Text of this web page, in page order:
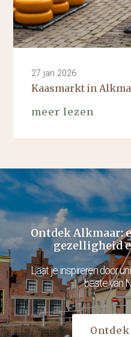
27 jan 2026
Kaasmarkt in
meer lezen
Ontdek Alkmaar:
gezelligheid
Laat je inspireren door
beste van